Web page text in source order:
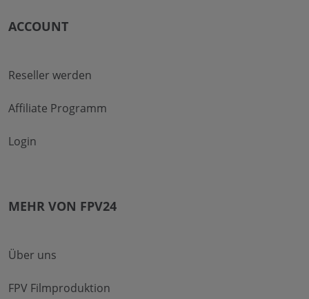
ACCOUNT
Reseller werden
Affiliate Programm
Login
MEHR VON FPV24
Über uns
FPV Filmproduktion